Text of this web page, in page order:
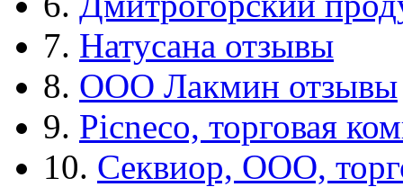
7. Натусана отзывы
8. ООО Лакмин отзывы
9. Picneco, торговая
10. Секвиор, ООО,